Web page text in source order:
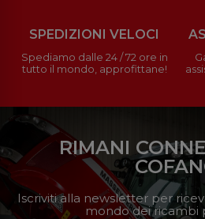
SPEDIZIONI VELOCI
Spediamo dalle 24 / 72 ore in
tutto il mondo, approfittane!
RIMANI
Iscriviti alla newsletter per
mondo dei ricambi